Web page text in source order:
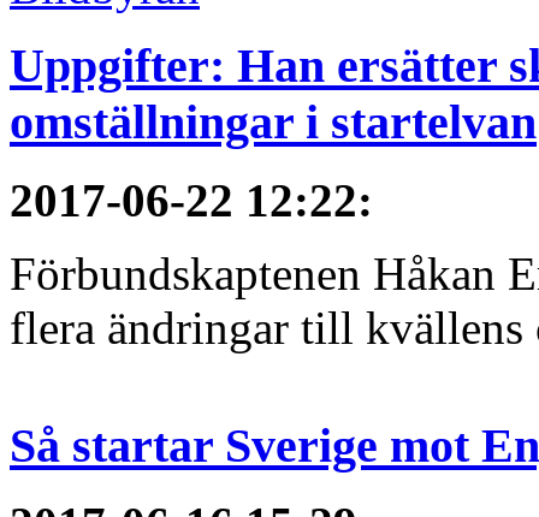
Uppgifter: Han ersätter
omställningar i startelvan
2017-06-22 12:22:
Förbundskaptenen Håkan
flera ändringar till kvällens
Så startar Sverige mot